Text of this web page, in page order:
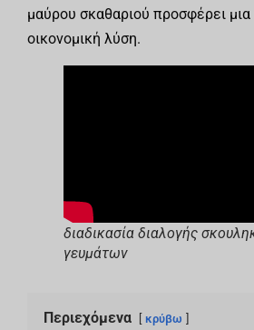
μαύρου σκαθαριού προσφέρει μια
οικονομική λύση.
διαδικασία διαλογής
γευμάτων
Περιεχόμενα κρύβω